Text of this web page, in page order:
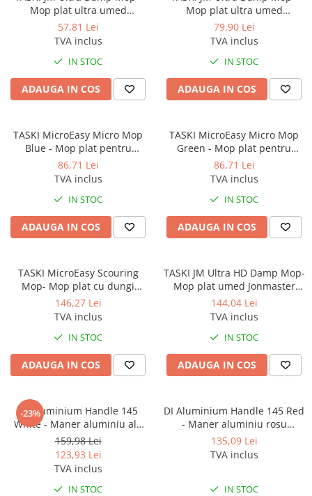
Mop plat ultra umed
Jonmaster 25cm Rosu
57,81 Lei
TVA inclus
IN STOC
ADAUGA IN COS
Mop plat ultra umed
Jonmaster 40 cm Rosu
79,90 Lei
TVA inclus
IN STOC
ADAUGA IN COS
TASKI MicroEasy Micro Mop
Blue - Mop plat pentru
suprafete dure
86,71 Lei
TVA inclus
IN STOC
ADAUGA IN COS
TASKI MicroEasy Micro Mop
Green - Mop plat pentru
suprafete dure
86,71 Lei
TVA inclus
IN STOC
ADAUGA IN COS
TASKI MicroEasy Scouring
Mop- Mop plat cu dungi
diagonale
146,27 Lei
TVA inclus
IN STOC
ADAUGA IN COS
TASKI JM Ultra HD Damp Mop-
Mop plat umed Jonmaster
40cm
144,04 Lei
TVA inclus
IN STOC
ADAUGA IN COS
-23%
DI Aluminium Handle 145
White - Maner aluminiu alb
1450mm
159,98 Lei
123,93 Lei
TVA inclus
IN STOC
DI Aluminium Handle 145 Red
- Maner aluminiu rosu
1450mm
135,09 Lei
TVA inclus
IN STOC